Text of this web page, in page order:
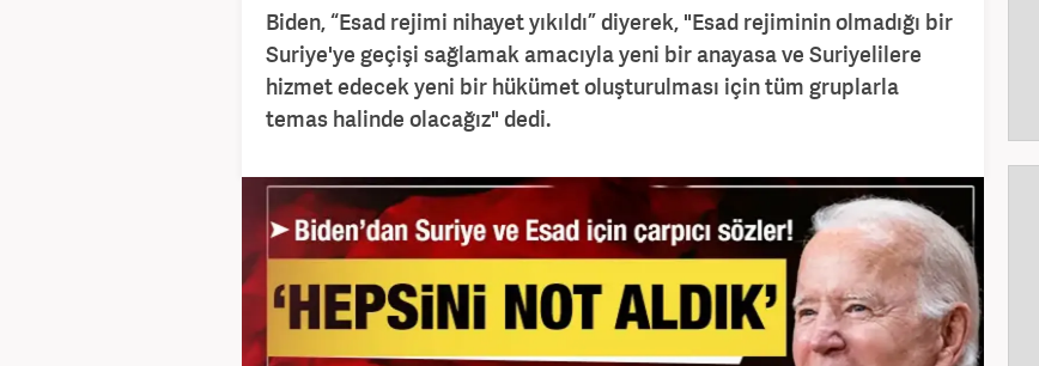
Biden, “Esad rejimi nihayet yıkıldı” diyerek, "Esad rejiminin olmadığı bir
Suriye'ye geçişi sağlamak amacıyla yeni bir anayasa ve Suriyelilere
hizmet edecek yeni bir hükümet oluşturulması için tüm gruplarla
temas halinde olacağız" dedi.